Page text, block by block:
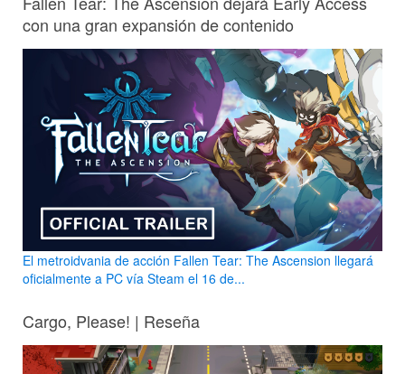
con una gran expansión de contenido
El metroidvania de acción Fallen Tear: The Ascension llegará
oficialmente a PC vía Steam el 16 de...
Cargo, Please! | Reseña